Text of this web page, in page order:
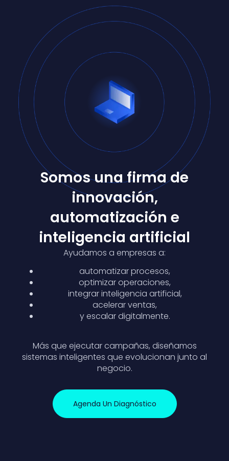
Somos una firma de
innovación,
automatización e
inteligencia artificial
Ayudamos a empresas a:
automatizar procesos,
optimizar operaciones,
integrar inteligencia artificial,
acelerar ventas,
y escalar digitalmente.
Más que ejecutar campañas, diseñamos
sistemas inteligentes que evolucionan junto al
negocio.
Agenda Un Diagnóstico